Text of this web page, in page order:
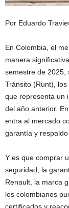
Por Eduardo
En Colombia, el
manera
semestre de 2025,
Tránsito (Runt),
que representa un
del año anterior.
entra al mercado
garantía y
Y es que comprar
seguridad, la
Renault, la marca
los colombianos